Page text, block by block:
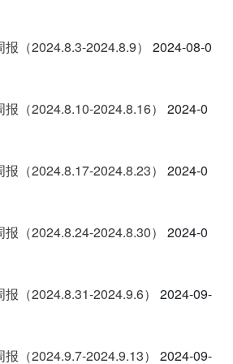
报（2024.8.3-2024.8.9）
2024-08-0
报（2024.8.10-2024.8.16）
2024-0
报（2024.8.17-2024.8.23）
2024-0
报（2024.8.24-2024.8.30）
2024-0
报（2024.8.31-2024.9.6）
2024-09-
报（2024.9.7-2024.9.13） 2024-09-